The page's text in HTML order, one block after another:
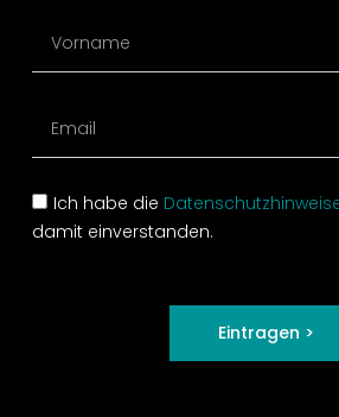
Ich habe die
damit einverstanden.
Eintragen >